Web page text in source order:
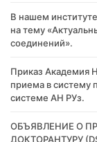
В нашем
на тему
соединений».
Приказ Академия
приема в систему
системе АН РУз.
​ОБЪЯВЛЕНИЕ О
ДОКТОРАНТУРУ